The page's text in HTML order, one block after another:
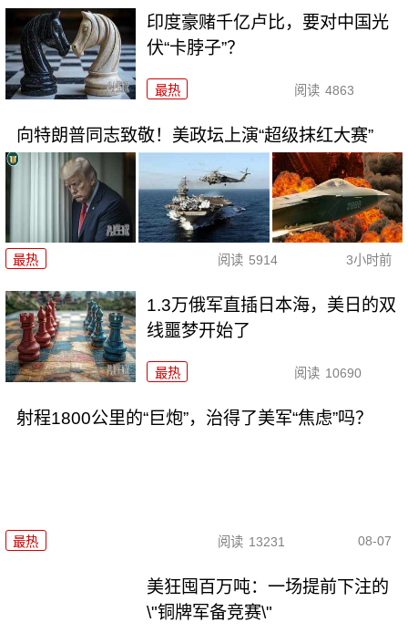
印度豪赌千亿卢比，要对中国光
伏“卡脖子”？
最热 阅读 4863
向特朗普同志致敬！美政坛上演“超级抹红大赛”
最热 阅读 5914 3小时前
1.3万俄军直插日本海，美日的双
线噩梦开始了
最热 阅读 10690
射程1800公里的“巨炮”，治得了美军“焦虑”吗？
最热 阅读 13231 08-07
美狂囤百万吨：一场提前下注的
\"铜牌军备竞赛\"